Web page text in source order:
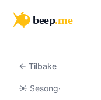
beep.me
← Tilbake
☀️ Sesong·